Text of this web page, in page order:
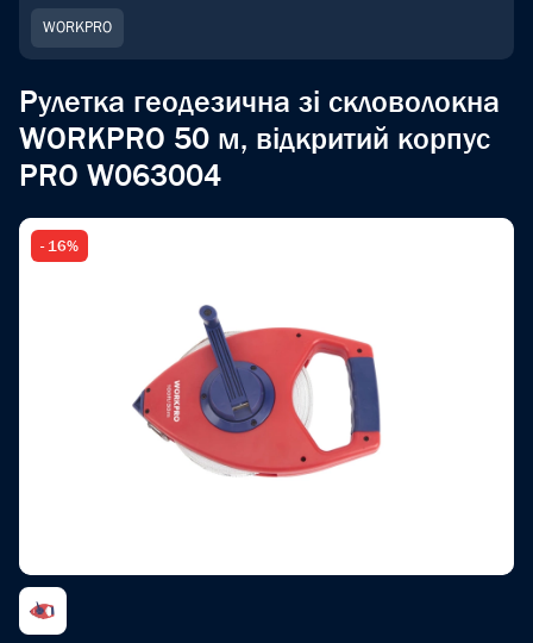
WORKPRO
Рулетка геодезична зі скловолокна
WORKPRO 50 м, відкритий корпус
PRO W063004
- 16%